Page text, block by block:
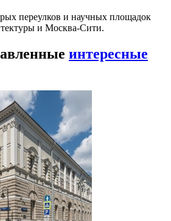
переулков и научных площадок
и Москва-Сити.
интересные